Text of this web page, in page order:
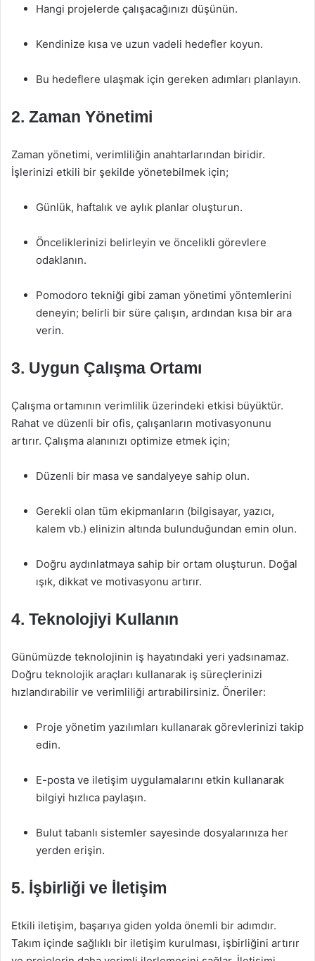
Hangi projelerde çalışacağınızı düşünün.
Kendinize kısa ve uzun vadeli hedefler koyun.
Bu hedeflere ulaşmak için gereken adımları planlayın.
2. Zaman Yönetimi
Zaman yönetimi, verimliliğin anahtarlarından biridir.
İşlerinizi etkili bir şekilde yönetebilmek için;
Günlük, haftalık ve aylık planlar oluşturun.
Önceliklerinizi belirleyin ve öncelikli görevlere
odaklanın.
Pomodoro tekniği gibi zaman yönetimi yöntemlerini
deneyin; belirli bir süre çalışın, ardından kısa bir ara
verin.
3. Uygun Çalışma Ortamı
Çalışma ortamının verimlilik üzerindeki etkisi büyüktür.
Rahat ve düzenli bir ofis, çalışanların motivasyonunu
artırır. Çalışma alanınızı optimize etmek için;
Düzenli bir masa ve sandalyeye sahip olun.
Gerekli olan tüm ekipmanların (bilgisayar, yazıcı,
kalem vb.) elinizin altında bulunduğundan emin olun.
Doğru aydınlatmaya sahip bir ortam oluşturun. Doğal
ışık, dikkat ve motivasyonu artırır.
4. Teknolojiyi Kullanın
Günümüzde teknolojinin iş hayatındaki yeri yadsınamaz.
Doğru teknolojik araçları kullanarak iş süreçlerinizi
hızlandırabilir ve verimliliği artırabilirsiniz. Öneriler:
Proje yönetim yazılımları kullanarak görevlerinizi takip
edin.
E-posta ve iletişim uygulamalarını etkin kullanarak
bilgiyi hızlıca paylaşın.
Bulut tabanlı sistemler sayesinde dosyalarınıza her
yerden erişin.
5. İşbirliği ve İletişim
Etkili iletişim, başarıya giden yolda önemli bir adımdır.
Takım içinde sağlıklı bir iletişim kurulması, işbirliğini artırır